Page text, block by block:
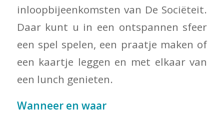
inloopbijeenkomsten van De Sociëteit.
Daar kunt u in een ontspannen sfeer
een spel spelen, een praatje maken of
een kaartje leggen en met elkaar van
een lunch genieten.
Wanneer en waar